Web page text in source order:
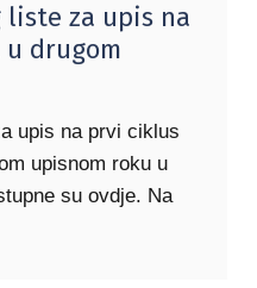
za upis na
drugom
upis na prvi ciklus
upisnom roku u
su ovdje. Na